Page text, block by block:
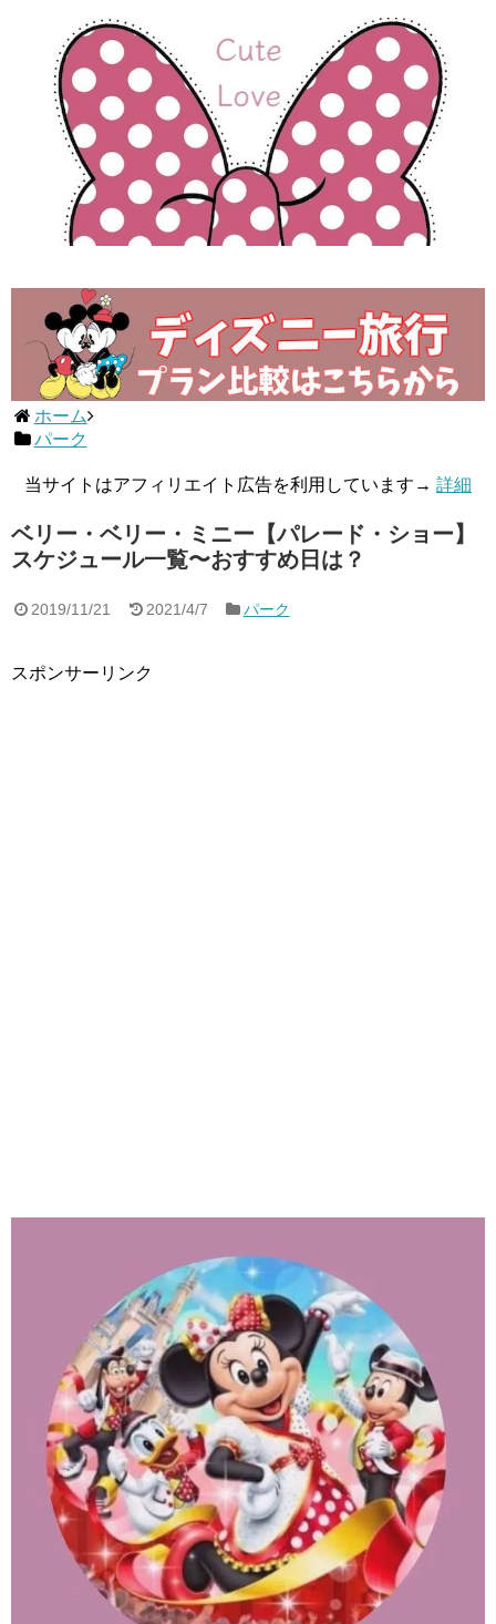
ホーム
パーク
当サイトはアフィリエイト広告を利用しています→ 詳細
ベリー・ベリー・ミニー【パレード・ショー】
スケジュール一覧〜おすすめ日は？
2019/11/21 2021/4/7 パーク
スポンサーリンク